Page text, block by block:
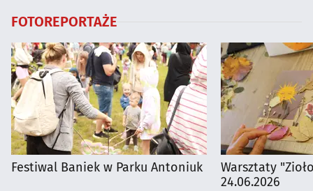
FOTOREPORTAŻE
Festiwal Baniek w Parku Antoniuk
Warsztaty
24.06.2026